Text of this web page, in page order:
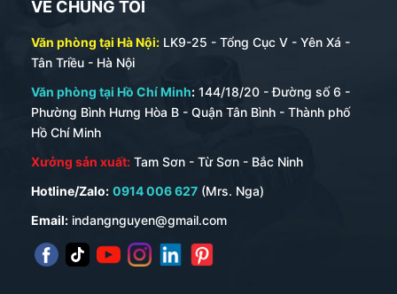
VỀ CHÚNG TÔI
Văn phòng tại Hà Nội: LK9-25 - Tổng Cục V - Yên Xá -
Tân Triều - Hà Nội
Văn phòng tại Hồ Chí Minh: 144/18/20 - Đường số 6 -
Phường Bình Hưng Hòa B - Quận Tân Bình - Thành phố
Hồ Chí Minh
Xưởng sản xuất: Tam Sơn - Từ Sơn - Bắc Ninh
Hotline/Zalo: 0914 006 627 (Mrs. Nga)
Email: indangnguyen@gmail.com